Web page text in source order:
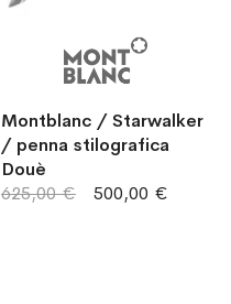
Montblanc / Starwalker
/ penna stilografica
Douè
500,00 €
625,00 €